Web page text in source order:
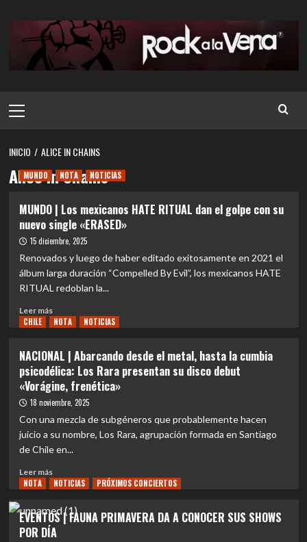
contenido
principal
INICIO ALICE IN CHAINS
Alice in Chains
MUNDO NOTA NOTICIAS
MUNDO | Los mexicanos HATE RITUAL dan el golpe con su
nuevo single «ERASED»
15 diciembre, 2025
Renovados y luego de haber editado exitosamente en 2021 el
álbum larga duración “Compelled By Evil”, los mexicanos HATE
RITUAL redoblan la...
Leer másLeer
más
|
Los
mexicanos
HATE
dan
el
golpe
su
nuevo
«ERASED»
CHILE NOTA NOTICIAS
NACIONAL | Abarcando desde el metal, hasta la cumbia
psicodélica: Los Rara presentan su disco debut
«Vorágine, frenética»
18 noviembre, 2025
Con una mezcla de subgéneros que probablemente hacen
juicio a su nombre, Los Rara, agrupación formada en Santiago
de Chile en...
Leer másLeer
más
NACIONAL
|
Abarcando
NOTA NOTICIAS PRÓXIMOS CONCIERTOS
EVENTOS | FAUNA PRIMAVERA DA A CONOCER SUS SHOWS
POR DÍA